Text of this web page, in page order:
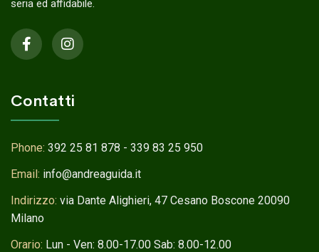
seria ed affidabile.
Contatti
Phone: 392 25 81 878 - 339 83 25 950
Email: info@andreaguida.it
Indirizzo: via Dante Alighieri, 47 Cesano Boscone 20090
Milano
Orario: Lun - Ven: 8.00-17.00 Sab: 8.00-12.00